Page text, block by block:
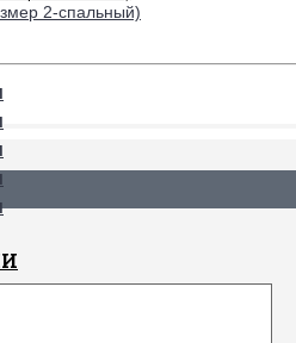
2-спальный)